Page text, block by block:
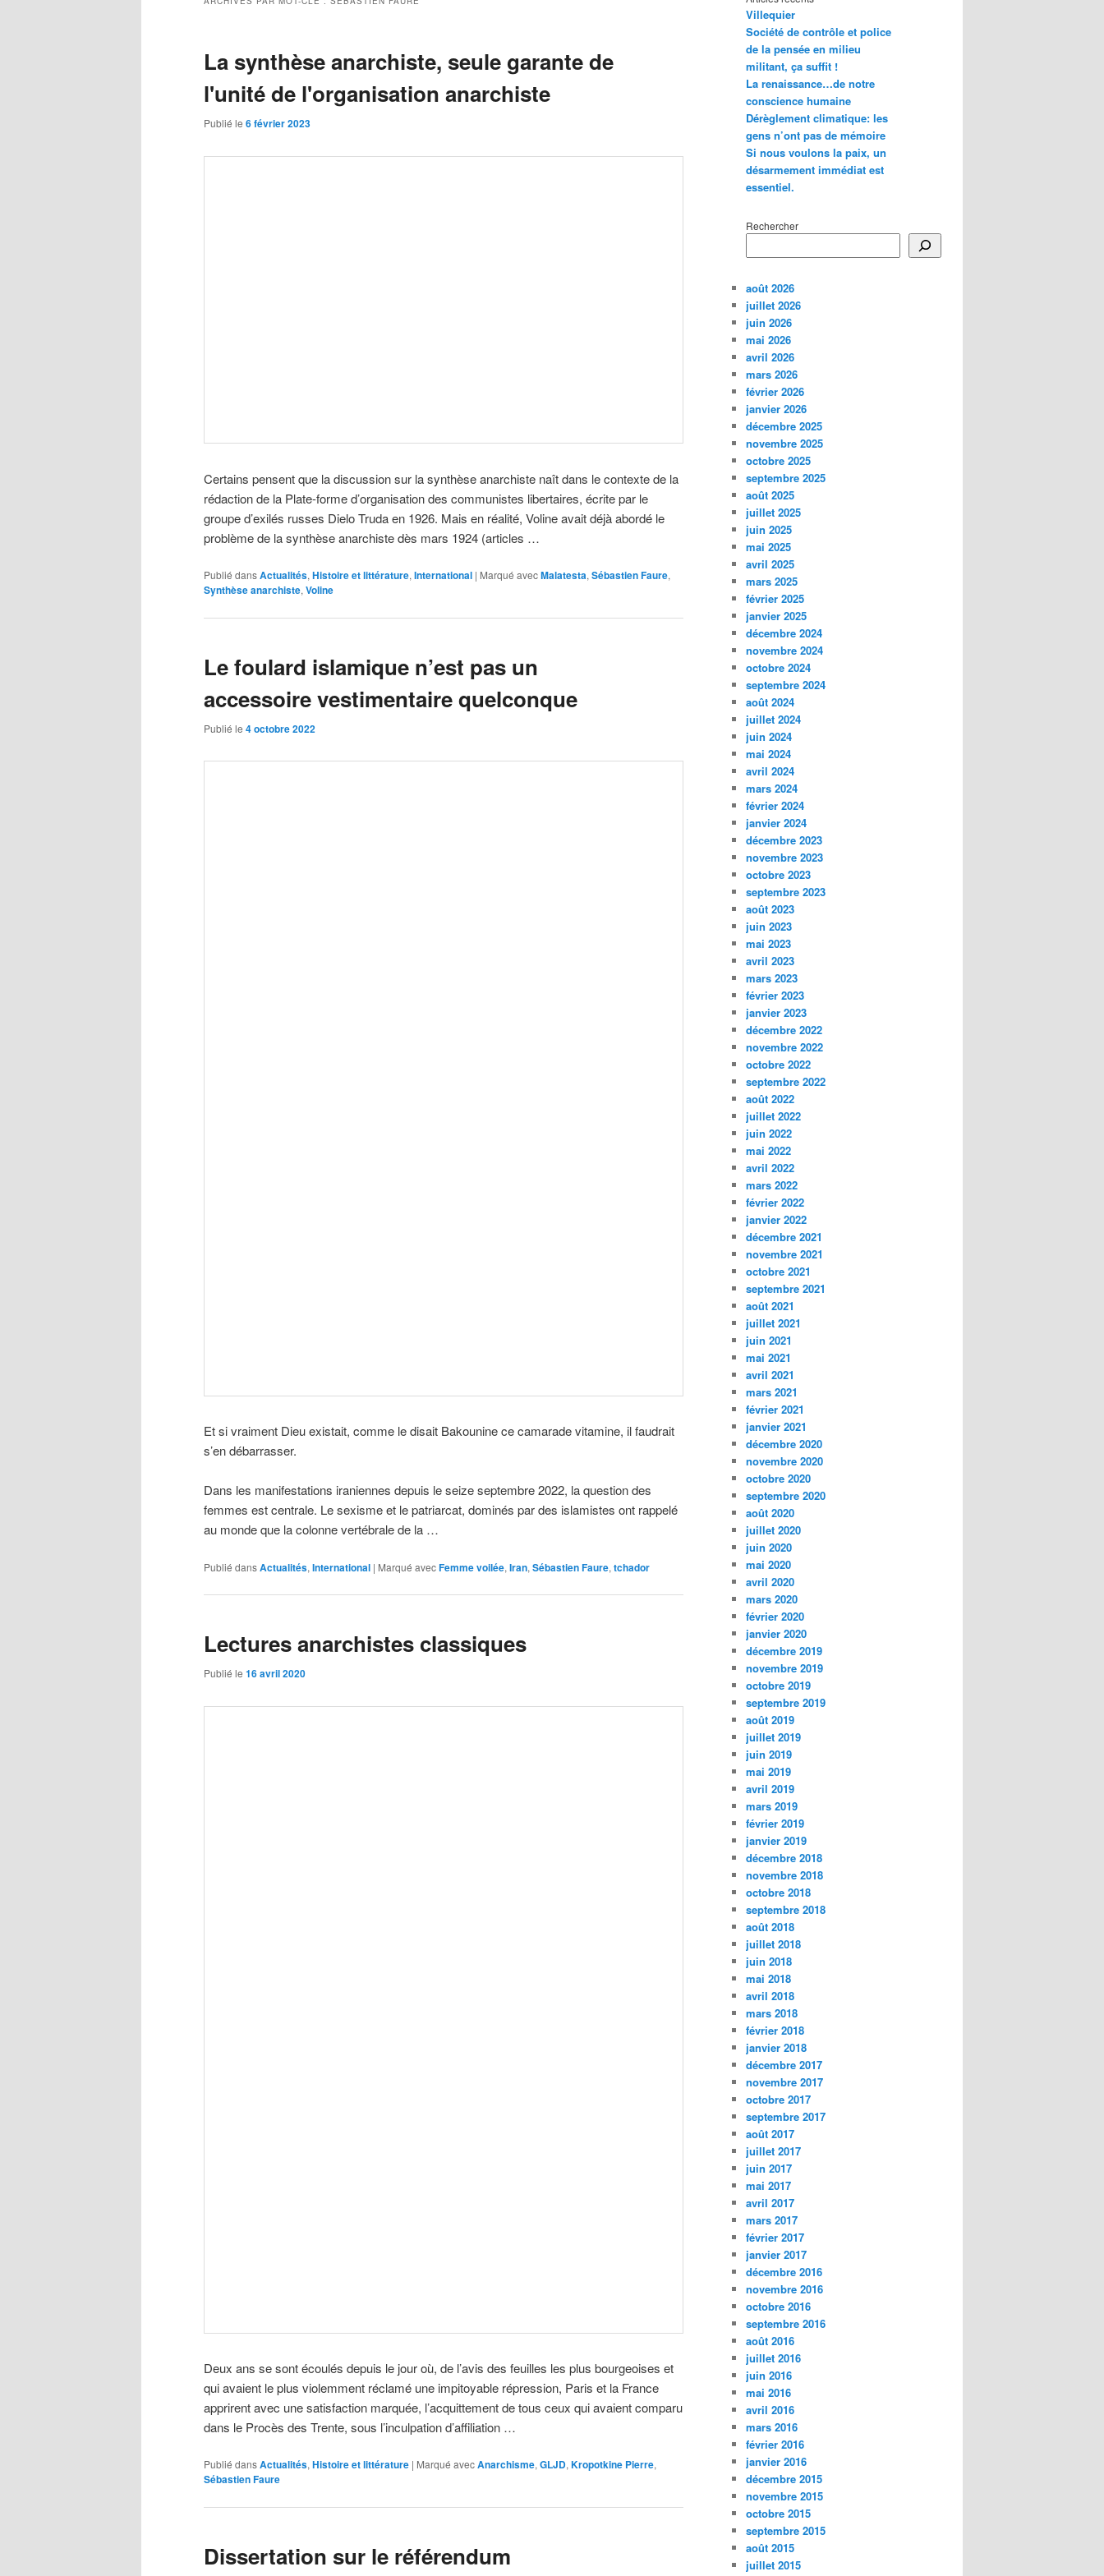
La synthèse anarchiste, seule garante de
l'unité de l'organisation anarchiste
Publié le 6 février 2023
Certains pensent que la discussion sur la synthèse anarchiste naît dans le contexte de la
rédaction de la Plate-forme d’organisation des communistes libertaires, écrite par le
groupe d’exilés russes Dielo Truda en 1926. Mais en réalité, Voline avait déjà abordé le
problème de la synthèse anarchiste dès mars 1924 (articles …
Publié dansActualités, Histoire et littérature, International | Marqué avecMalatesta, Sébastien Faure,
Synthèse anarchiste, Voline
Le foulard islamique n’est pas un
accessoire vestimentaire quelconque
Publié le 4 octobre 2022
Et si vraiment Dieu existait, comme le disait Bakounine ce camarade vitamine, il faudrait
s’en débarrasser.
Dans les manifestations iraniennes depuis le seize septembre 2022, la question des
femmes est centrale. Le sexisme et le patriarcat, dominés par des islamistes ont rappelé
au monde que la colonne vertébrale de la …
Publié dansActualités, International | Marqué avecFemme voilée, Iran, Sébastien Faure, tchador
Lectures anarchistes classiques
Publié le 16 avril 2020
Deux ans se sont écoulés depuis le jour où, de l’avis des feuilles les plus bourgeoises et
qui avaient le plus violemment réclamé une impitoyable répression, Paris et la France
apprirent avec une satisfaction marquée, l’acquittement de tous ceux qui avaient comparu
dans le Procès des Trente, sous l’inculpation d’affiliation …
Publié dansActualités, Histoire et littérature | Marqué avecAnarchisme, GLJD, Kropotkine Pierre,
Sébastien Faure
Dissertation sur le référendum
Villequier
Société de contrôle et police
de la pensée en milieu
militant, ça suffit !
La renaissance…de notre
conscience humaine
Dérèglement climatique: les
gens n’ont pas de mémoire
Si nous voulons la paix, un
désarmement immédiat est
essentiel.
Rechercher
août 2026
juillet 2026
juin 2026
mai 2026
avril 2026
mars 2026
février 2026
janvier 2026
décembre 2025
novembre 2025
octobre 2025
septembre 2025
août 2025
juillet 2025
juin 2025
mai 2025
avril 2025
mars 2025
février 2025
janvier 2025
décembre 2024
novembre 2024
octobre 2024
septembre 2024
août 2024
juillet 2024
juin 2024
mai 2024
avril 2024
mars 2024
février 2024
janvier 2024
décembre 2023
novembre 2023
octobre 2023
septembre 2023
août 2023
juin 2023
mai 2023
avril 2023
mars 2023
février 2023
janvier 2023
décembre 2022
novembre 2022
octobre 2022
septembre 2022
août 2022
juillet 2022
juin 2022
mai 2022
avril 2022
mars 2022
février 2022
janvier 2022
décembre 2021
novembre 2021
octobre 2021
septembre 2021
août 2021
juillet 2021
juin 2021
mai 2021
avril 2021
mars 2021
février 2021
janvier 2021
décembre 2020
novembre 2020
octobre 2020
septembre 2020
août 2020
juillet 2020
juin 2020
mai 2020
avril 2020
mars 2020
février 2020
janvier 2020
décembre 2019
novembre 2019
octobre 2019
septembre 2019
août 2019
juillet 2019
juin 2019
mai 2019
avril 2019
mars 2019
février 2019
janvier 2019
décembre 2018
novembre 2018
octobre 2018
septembre 2018
août 2018
juillet 2018
juin 2018
mai 2018
avril 2018
mars 2018
février 2018
janvier 2018
décembre 2017
novembre 2017
octobre 2017
septembre 2017
août 2017
juillet 2017
juin 2017
mai 2017
avril 2017
mars 2017
février 2017
janvier 2017
décembre 2016
novembre 2016
octobre 2016
septembre 2016
août 2016
juillet 2016
juin 2016
mai 2016
avril 2016
mars 2016
février 2016
janvier 2016
décembre 2015
novembre 2015
octobre 2015
septembre 2015
août 2015
juillet 2015